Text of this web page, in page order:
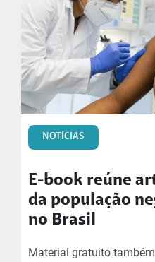
NOTÍCIAS
E-book reúne
da população
no Brasil
Material gratuito